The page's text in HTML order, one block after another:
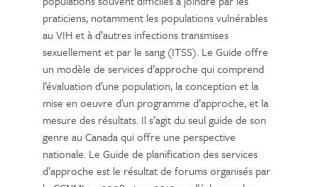
praticiens, notamment les populations vulnérables
au VIH et à d’autres infections transmises
sexuellement et par le sang (ITSS). Le Guide offre
un modèle de services d’approche qui comprend
l’évaluation d’une population, la conception et la
mise en oeuvre d’un programme d’approche, et la
mesure des résultats. Il s’agit du seul guide de son
genre au Canada qui offre une perspective
nationale. Le Guide de planification des services
d’approche est le résultat de forums organisés par